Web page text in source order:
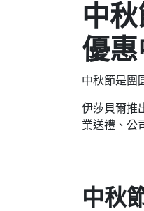
中
優惠
中秋節是團
伊莎貝爾推
業送禮、公
中秋